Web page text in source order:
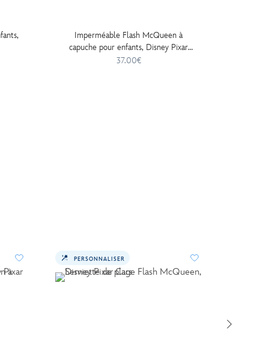
Imperméable Flash McQueen à
capuche pour enfants, Disney Pixar
Cars
37.00€
PERSONNALISER